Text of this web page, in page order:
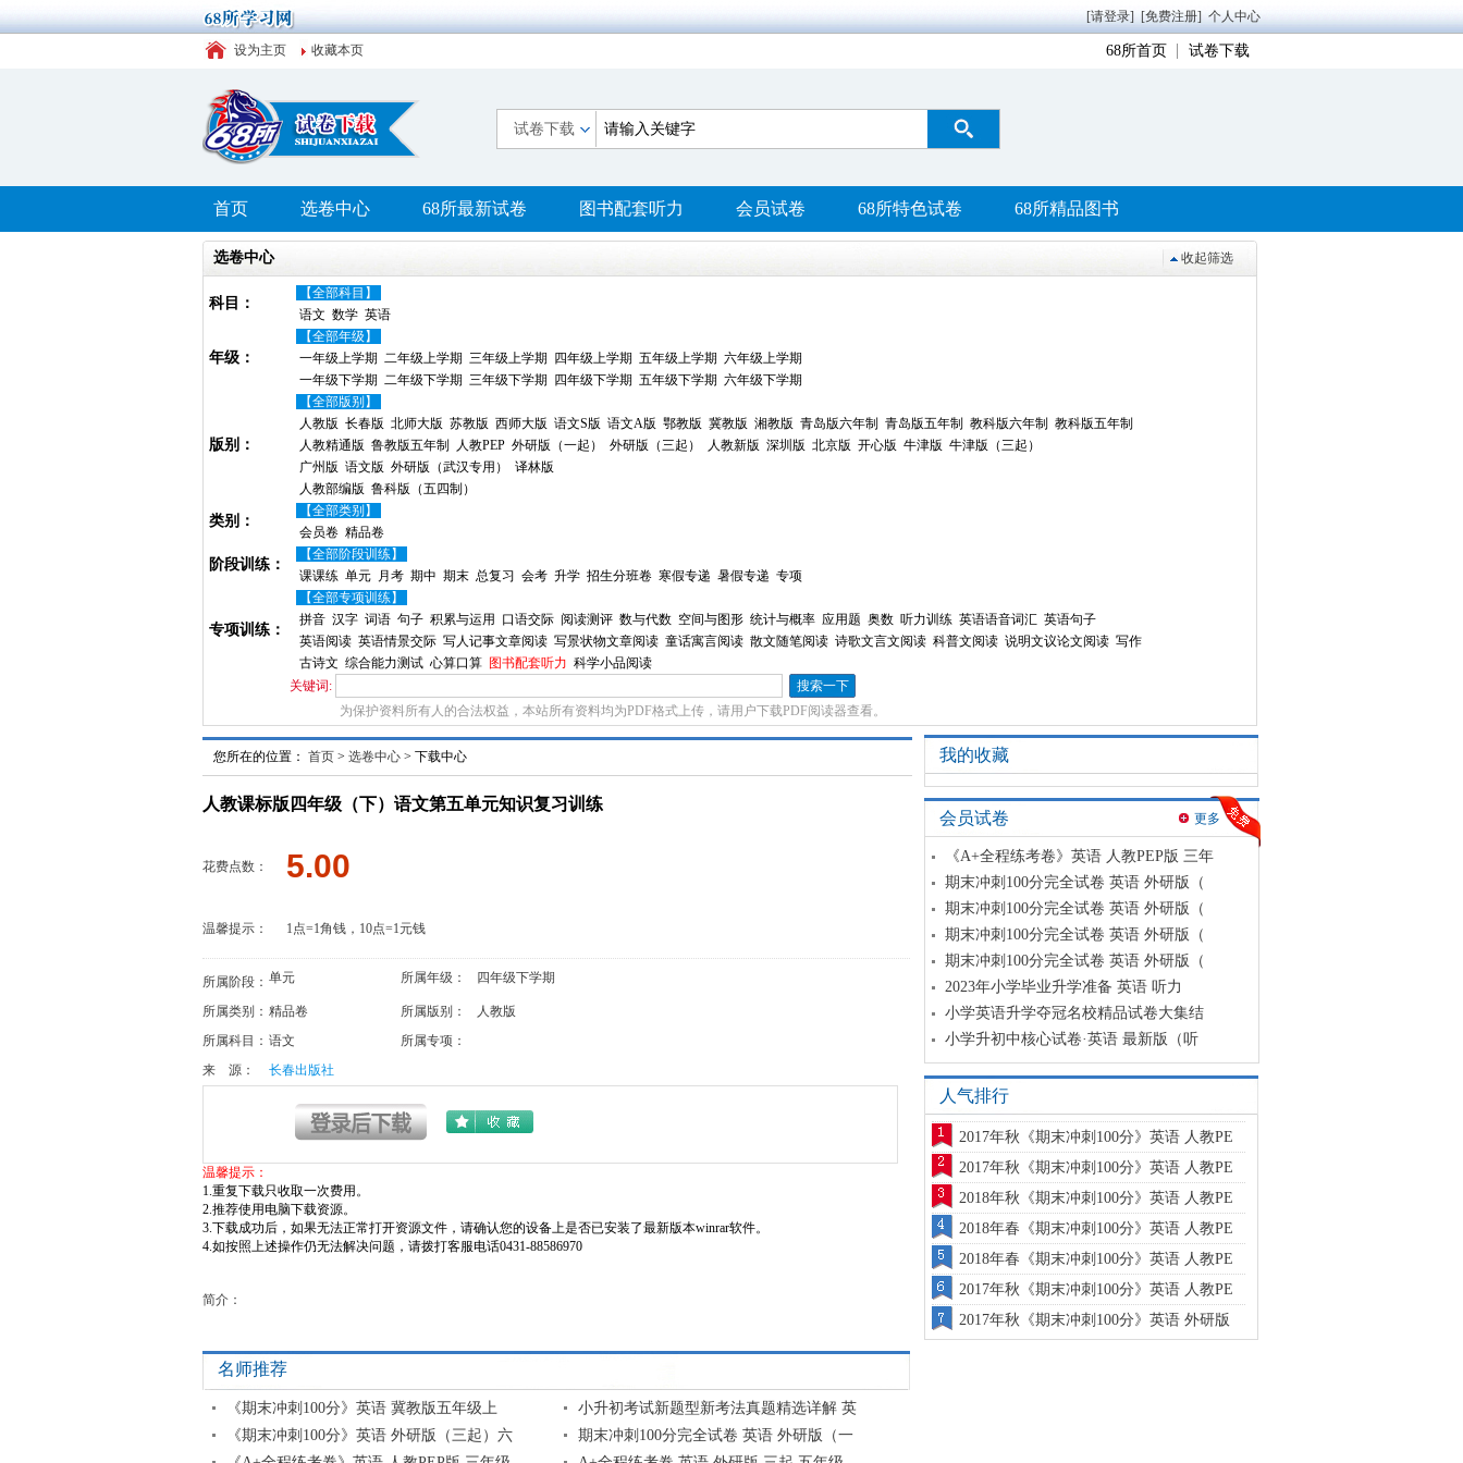
[请登录] [免费注册] 个人中心
设为主页 收藏本页 试卷下载
68所首页
试卷下载
首页 选卷中心 68所最新试卷 图书配套听力 会员试卷 68所特色试卷 68所精品图书
收起筛选
选卷中心
科目：
【全部科目】
语文 数学 英语
年级：
【全部年级】
一年级上学期 二年级上学期 三年级上学期 四年级上学期 五年级上学期 六年级上学期
一年级下学期 二年级下学期 三年级下学期 四年级下学期 五年级下学期 六年级下学期
版别：
【全部版别】
人教版 长春版 北师大版 苏教版 西师大版 语文S版 语文A版 鄂教版 冀教版 湘教版 青岛版六年制 青岛版五年制 教科版六年制
教科版五年制
人教精通版 鲁教版五年制 人教PEP 外研版（一起） 外研版（三起） 人教新版 深圳版 北京版 开心版 牛津版 牛津版（三起）
广州版 语文版 外研版（武汉专用）
译林版
人教部编版 鲁科版（五四制）
类别：
【全部类别】
会员卷 精品卷
阶段训练：
【全部阶段训练】
课课练 单元 月考 期中 期末 总复习 会考 升学 招生分班卷 寒假专递 暑假专递 专项
专项训练：
【全部专项训练】
拼音 汉字 词语 句子 积累与运用 口语交际 阅读测评 数与代数 空间与图形 统计与概率 应用题 奥数 听力训练 英语语音词汇 英语句子
英语阅读 英语情景交际 写人记事文章阅读 写景状物文章阅读 童话寓言阅读 散文随笔阅读 诗歌文言文阅读 科普文阅读 说明文议论文阅读 写作
古诗文 综合能力测试 心算口算 图书配套听力 科学小品阅读
关键词:
为保护资料所有人的合法权益，本站所有资料均为PDF格式上传，请用户下载PDF阅读器查看。
您所在的位置： 首页 > 选卷中心 > 下载中心
人教课标版四年级（下）语文第五单元知识复习训练
花费点数： 5.00
温馨提示： 1点=1角钱，10点=1元钱
所属阶段： 单元 所属年级： 四年级下学期
所属类别： 精品卷 所属版别：
人教版
所属科目： 语文
所属专项：
来 源：
长春出版社
温馨提示：
1.重复下载只收取一次费用。
2.推荐使用电脑下载资源。
3.下载成功后，如果无法正常打开资源文件，请确认您的设备上是否已安装了最新版本winrar软件。
4.如按照上述操作仍无法解决问题，请拨打客服电话0431-88586970
简介：
名师推荐
《期末冲刺100分》英语 冀教版五年级上
《期末冲刺100分》英语 外研版（三起）六
小升初考试新题型新考法真题精选详解 英
期末冲刺100分完全试卷 英语 外研版（一
我的收藏
更多
会员试卷
《A+全程练考卷》英语 人教PEP版 三年
期末冲刺100分完全试卷 英语 外研版（
期末冲刺100分完全试卷 英语 外研版（
期末冲刺100分完全试卷 英语 外研版（
期末冲刺100分完全试卷 英语 外研版（
2023年小学毕业升学准备 英语 听力
小学英语升学夺冠名校精品试卷大集结
小学升初中核心试卷·英语 最新版（听
人气排行
2017年秋《期末冲刺100分》英语 人教PE
2017年秋《期末冲刺100分》英语 人教PE
2018年秋《期末冲刺100分》英语 人教PE
2018年春《期末冲刺100分》英语 人教PE
2018年春《期末冲刺100分》英语 人教PE
2017年秋《期末冲刺100分》英语 人教PE
2017年秋《期末冲刺100分》英语 外研版